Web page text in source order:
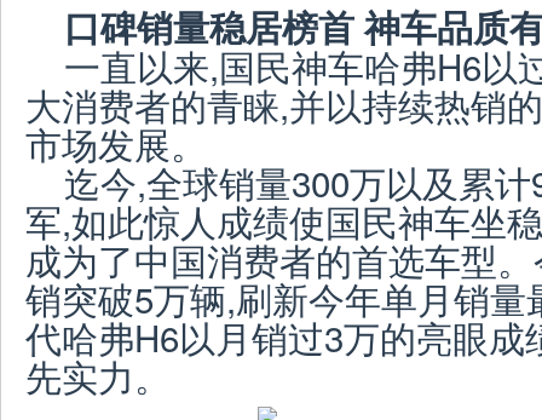
口碑销量稳居榜首 神车品质
一直以来,国民神车哈弗H6以
大消费者的青睐,并以持续热销
市场发展。
迄今,全球销量300万以及累
军,如此惊人成绩使国民神车坐
成为了中国消费者的首选车型
销突破5万辆,刷新今年单月销
代哈弗H6以月销过3万的亮眼
先实力。